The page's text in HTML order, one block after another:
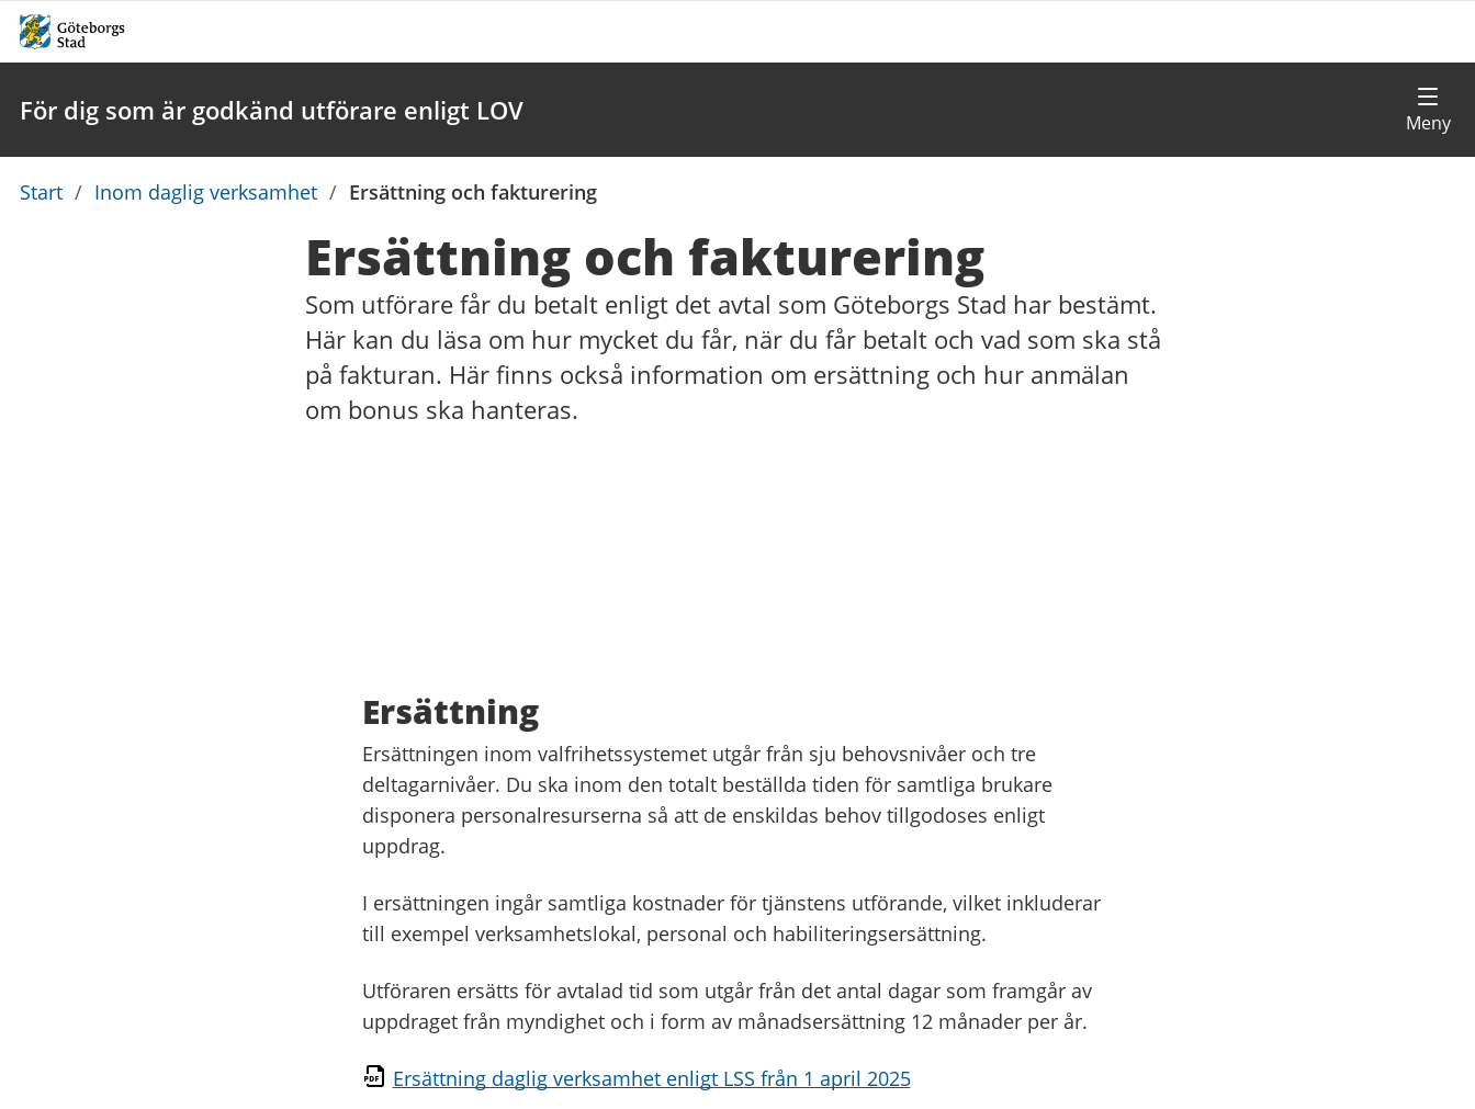
För dig som är godkänd utförare enligt LOV
Du
Start / Inom daglig verksamhet / Ersättning och fakturering
Ersättning och fakturering
Som utförare får du betalt enligt det avtal som Göteborgs Stad har bestämt.
Här kan du läsa om hur mycket du får, när du får betalt och vad som ska stå
på fakturan. Här finns också information om ersättning och hur anmälan
om bonus ska hanteras.
Ersättning
Ersättningen inom valfrihetssystemet utgår från sju behovsnivåer och tre
deltagarnivåer. Du ska inom den totalt beställda tiden för samtliga brukare
disponera personalresurserna så att de enskildas behov tillgodoses enligt
uppdrag.
I ersättningen ingår samtliga kostnader för tjänstens utförande, vilket inkluderar
till exempel verksamhetslokal, personal och habiliteringsersättning.
Utföraren ersätts för avtalad tid som utgår från det antal dagar som framgår av
uppdraget från myndighet och i form av månadsersättning 12 månader per år.
Ersättning daglig verksamhet enligt LSS från 1 april 2025